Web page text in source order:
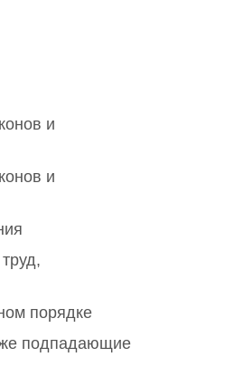
и
и
порядке
подпадающие